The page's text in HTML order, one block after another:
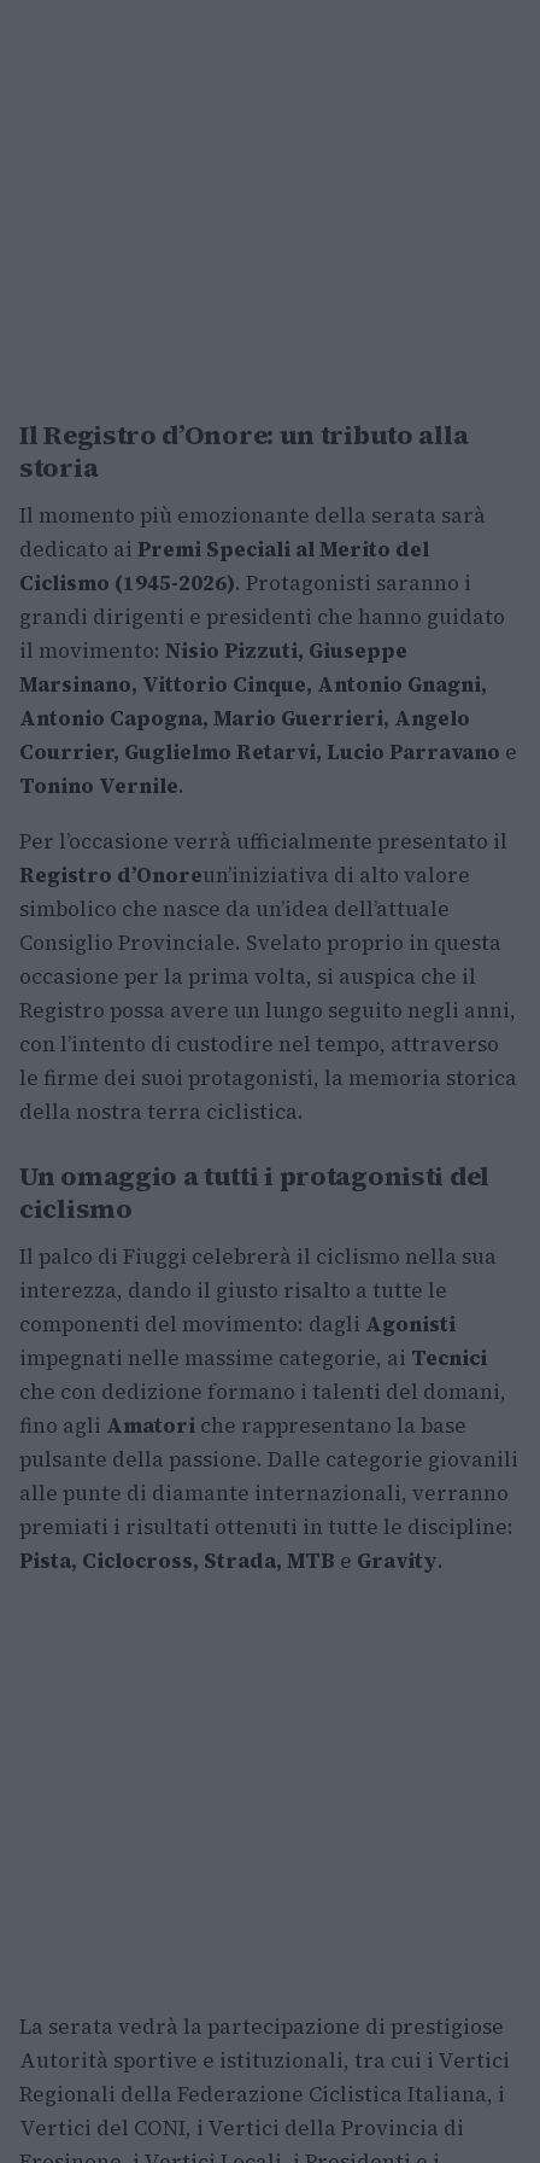
Il Registro d’Onore: un tributo alla
storia
Il momento più emozionante della serata sarà
dedicato ai Premi Speciali al Merito del
Ciclismo (1945-2026). Protagonisti saranno i
grandi dirigenti e presidenti che hanno guidato
il movimento: Nisio Pizzuti, Giuseppe
Marsinano, Vittorio Cinque, Antonio Gnagni,
Antonio Capogna, Mario Guerrieri, Angelo
Courrier, Guglielmo Retarvi, Lucio Parravano e
Tonino Vernile.
Per l’occasione verrà ufficialmente presentato il
Registro d’Onoreun’iniziativa di alto valore
simbolico che nasce da un’idea dell’attuale
Consiglio Provinciale. Svelato proprio in questa
occasione per la prima volta, si auspica che il
Registro possa avere un lungo seguito negli anni,
con l’intento di custodire nel tempo, attraverso
le firme dei suoi protagonisti, la memoria storica
della nostra terra ciclistica.
Un omaggio a tutti i protagonisti del
ciclismo
Il palco di Fiuggi celebrerà il ciclismo nella sua
interezza, dando il giusto risalto a tutte le
componenti del movimento: dagli Agonisti
impegnati nelle massime categorie, ai Tecnici
che con dedizione formano i talenti del domani,
fino agli Amatori che rappresentano la base
pulsante della passione. Dalle categorie giovanili
alle punte di diamante internazionali, verranno
premiati i risultati ottenuti in tutte le discipline:
Pista, Ciclocross, Strada, MTB e Gravity.
La serata vedrà la partecipazione di prestigiose
Autorità sportive e istituzionali, tra cui i Vertici
Regionali della Federazione Ciclistica Italiana, i
Vertici del CONI, i Vertici della Provincia di